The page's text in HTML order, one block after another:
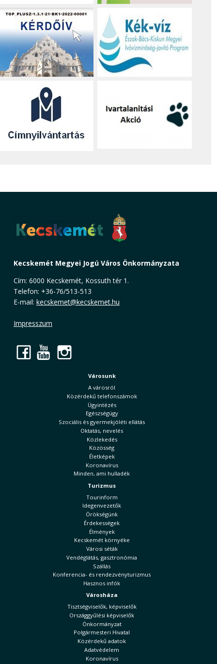
Kecskemét Megyei Jogú Város Önkormányzata
Cím: 6000 Kecskemét, Kossuth tér 1.
Telefon: +36-76/513-513
E-mail: kecskemet@kecskemet.hu
Impresszum
Facebook
YouTube
Városunk
A városról
Közérdekű telefonszámok
Ügyintézés
Egészségügy
Szociális és gyermekjóléti ellátás
Oktatás, nevelés
Közlekedés
Közösség
Életképek
Koronavírus
Minden, ami hulladék
Turizmus
Tourinform
Idegenvezetők
Örökségünk
Érdekességek
Élmények
Kecskemét környéke
Városi séták
Vendéglátás, gasztronómia
Szállás
Konferencia- és rendezvényturizmus
Hasznos infók
Városháza
Tisztségviselők, képviselők
Országgyűlési képviselők
Önkormányzat
Polgármesteri Hivatal
Közérdekű adatok
Adatvédelem
Koronavírus